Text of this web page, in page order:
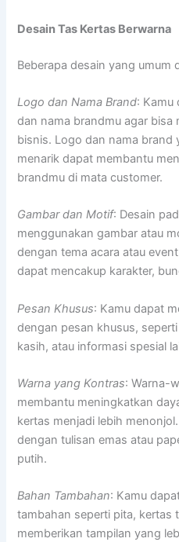
Desain Tas Kertas Berwarna
Beberapa desain yang umum
Logo dan Nama Brand: Kamu
dan nama brandmu agar bisa
bisnis. Logo dan nama brand
menarik dapat membantu
brandmu di mata customer.
Gambar dan Motif: Desain
menggunakan gambar atau
dengan tema acara atau
dapat mencakup karakter,
Pesan Khusus: Kamu dapat
dengan pesan khusus,
kasih, atau informasi spesial
Warna yang Kontras: Warna-
membantu meningkatkan
kertas menjadi lebih
dengan tulisan emas atau
putih.
Bahan Tambahan: Kamu
tambahan seperti pita, kertas
memberikan tampilan yang